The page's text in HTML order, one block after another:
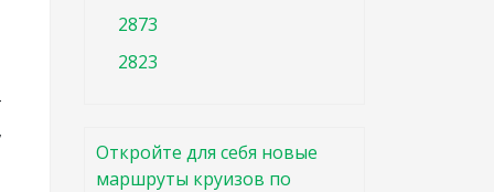
2873
2823
Откройте для себя новые
маршруты круизов по